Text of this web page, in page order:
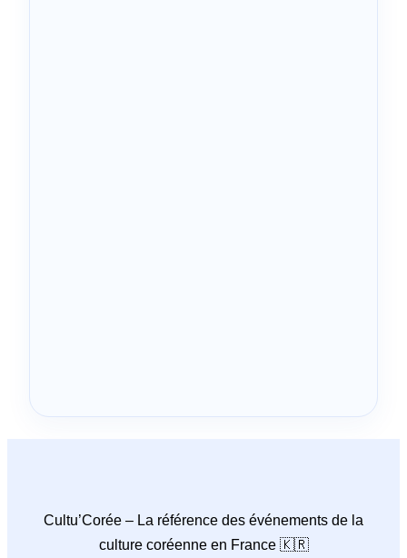
Cultu’Corée – La référence des événements de la
culture coréenne en France 🇰🇷